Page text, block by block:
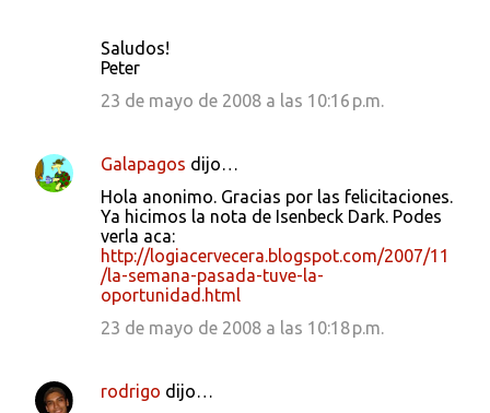
Saludos!
Peter
23 de mayo de 2008 a las 10:16 p.m.
Galapagos dijo…
Hola anonimo. Gracias por las felicitaciones.
Ya hicimos la nota de Isenbeck Dark. Podes
verla aca:
http://logiacervecera.blogspot.com/2007/11
/la-semana-pasada-tuve-la-
oportunidad.html
23 de mayo de 2008 a las 10:18 p.m.
rodrigo dijo…